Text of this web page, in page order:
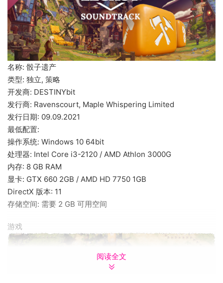
名称: 骰子遗产
类型: 独立, 策略
开发商: DESTINYbit
发行商: Ravenscourt, Maple Whispering Limited
发行日期: 09.09.2021
最低配置:
操作系统: Windows 10 64bit
处理器: Intel Core i3-2120 / AMD Athlon 3000G
内存: 8 GB RAM
显卡: GTX 660 2GB / AMD HD 7750 1GB
DirectX 版本: 11
存储空间: 需要 2 GB 可用空间
游戏
阅读全文